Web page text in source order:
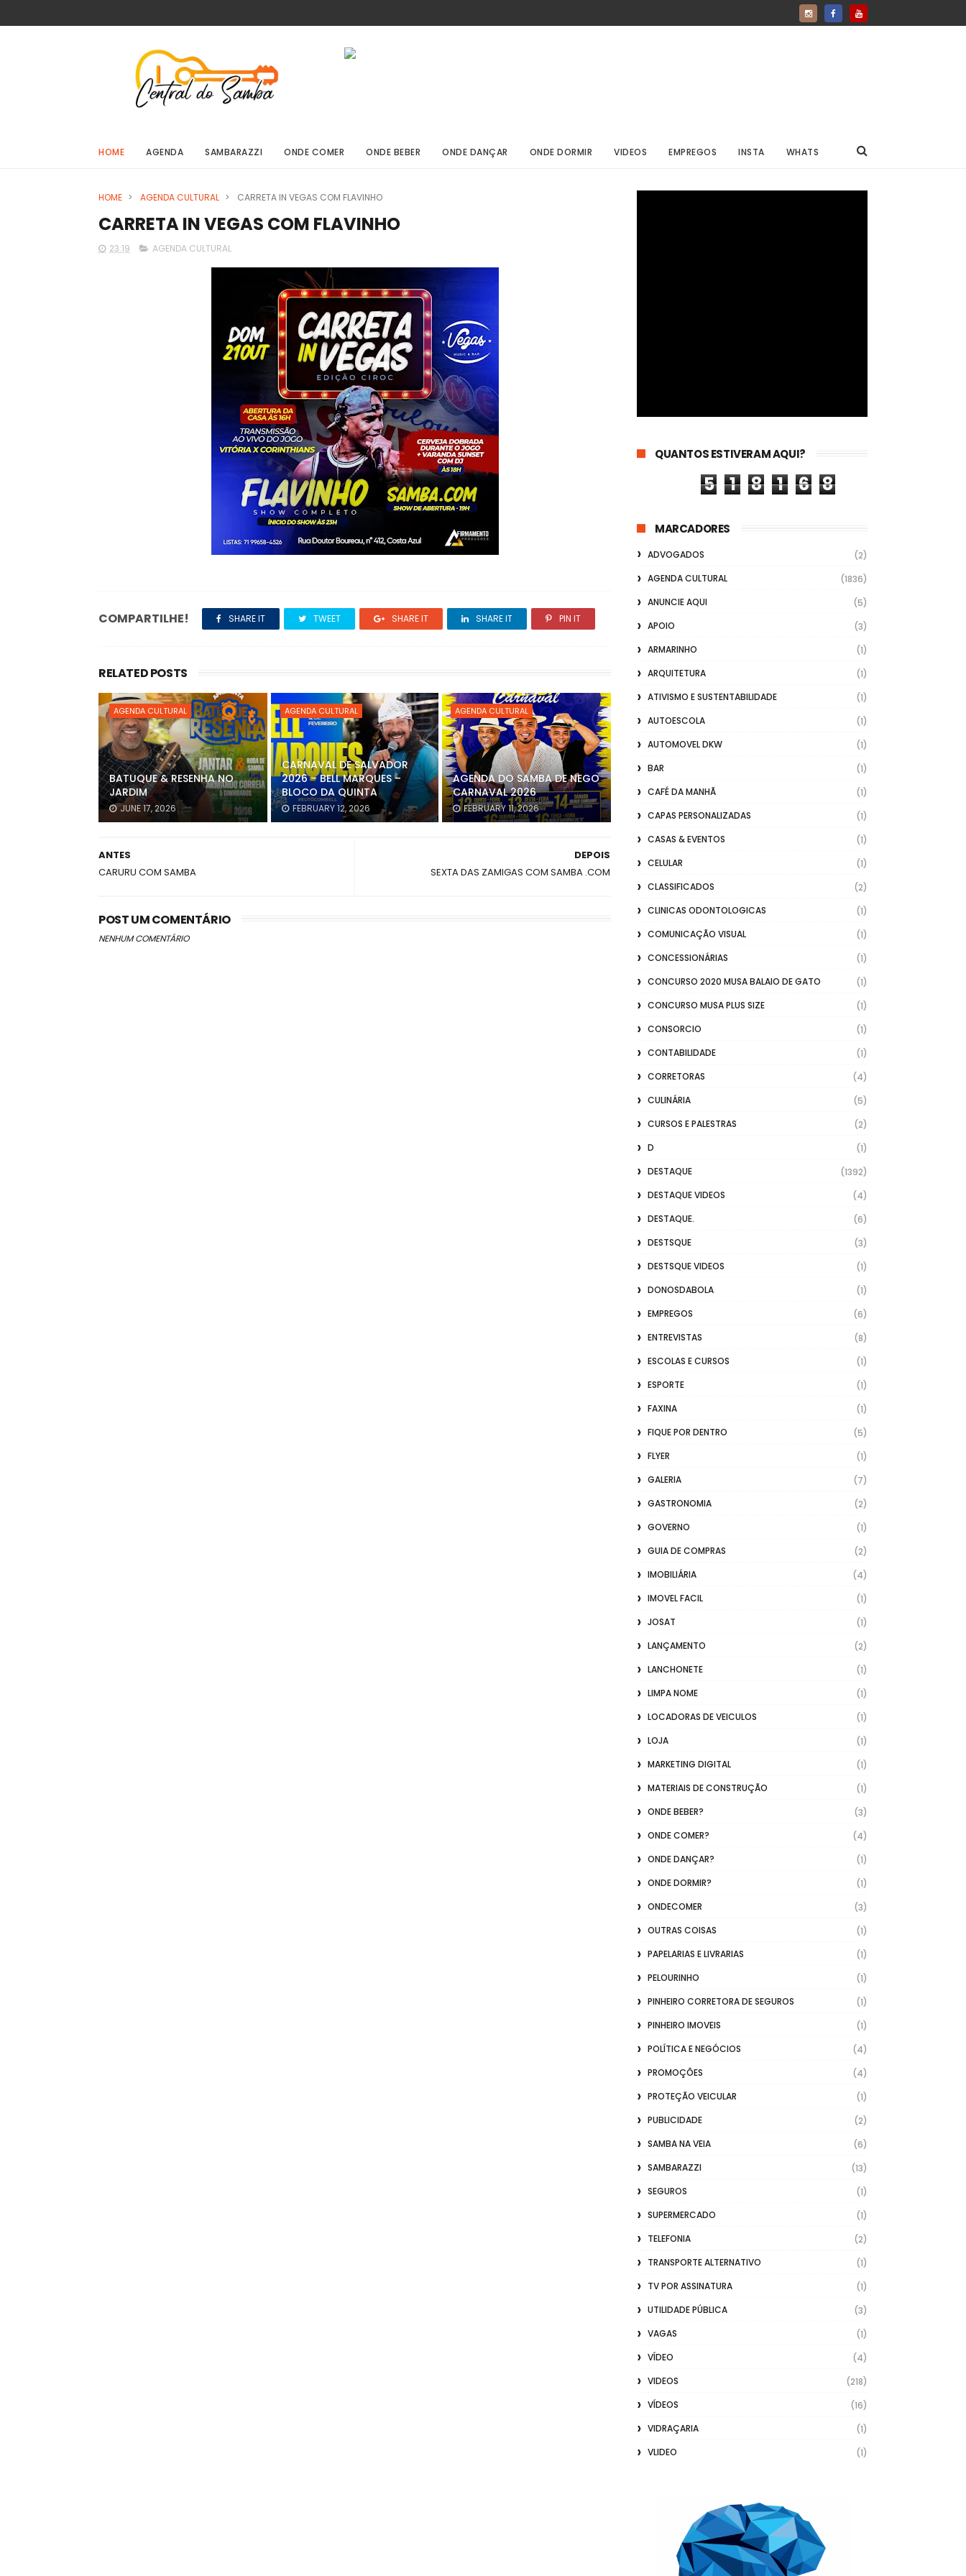
HOME AGENDA SAMBARAZZI ONDE COMER ONDE BEBER ONDE DANÇAR ONDE DORMIR VIDEOS EMPREGOS INSTA WHATS
HOME > AGENDA CULTURAL > CARRETA IN VEGAS COM FLAVINHO
CARRETA IN VEGAS COM FLAVINHO
23:19 AGENDA CULTURAL
COMPARTILHE! SHARE IT TWEET SHARE IT SHARE IT PIN IT
RELATED POSTS
AGENDA CULTURAL
BATUQUE & RESENHA NO
JARDIM
JUNE 17, 2026
AGENDA CULTURAL
CARNAVAL DE SALVADOR
2026 – BELL MARQUES –
BLOCO DA QUINTA
FEBRUARY 12, 2026
AGENDA CULTURAL
AGENDA DO SAMBA DE NEGO
CARNAVAL 2026
FEBRUARY 11, 2026
DEPOIS
SEXTA DAS ZAMIGAS COM SAMBA .COM
ANTES
CARURU COM SAMBA
POST UM COMENTÁRIO
NENHUM COMENTÁRIO
QUANTOS ESTIVERAM AQUI?
5 1 8 1 6 8
MARCADORES
ADVOGADOS
(2)
AGENDA CULTURAL
(1836)
ANUNCIE AQUI
(5)
APOIO
(3)
ARMARINHO
(1)
ARQUITETURA
(1)
ATIVISMO E SUSTENTABILIDADE
(1)
AUTOESCOLA
(1)
AUTOMOVEL DKW
(1)
BAR
(1)
CAFÉ DA MANHÃ
(1)
CAPAS PERSONALIZADAS
(1)
CASAS & EVENTOS
(1)
CELULAR
(1)
CLASSIFICADOS
(2)
CLINICAS ODONTOLOGICAS
(1)
COMUNICAÇÃO VISUAL
(1)
CONCESSIONÁRIAS
(1)
CONCURSO 2020 MUSA BALAIO DE GATO
(1)
CONCURSO MUSA PLUS SIZE
(1)
CONSORCIO
(1)
CONTABILIDADE
(1)
CORRETORAS
(4)
CULINÁRIA
(5)
CURSOS E PALESTRAS
(2)
D
(1)
DESTAQUE
(1392)
DESTAQUE VIDEOS
(4)
DESTAQUE.
(6)
DESTSQUE
(3)
DESTSQUE VIDEOS
(1)
DONOSDABOLA
(1)
EMPREGOS
(6)
ENTREVISTAS
(8)
ESCOLAS E CURSOS
(1)
ESPORTE
(1)
FAXINA
(1)
FIQUE POR DENTRO
(5)
FLYER
(1)
GALERIA
(7)
GASTRONOMIA
(2)
GOVERNO
(1)
GUIA DE COMPRAS
(2)
IMOBILIÁRIA
(4)
IMOVEL FACIL
(1)
JOSAT
(1)
LANÇAMENTO
(2)
LANCHONETE
(1)
LIMPA NOME
(1)
LOCADORAS DE VEICULOS
(1)
LOJA
(1)
MARKETING DIGITAL
(1)
MATERIAIS DE CONSTRUÇÃO
(1)
ONDE BEBER?
(3)
ONDE COMER?
(4)
ONDE DANÇAR?
(1)
ONDE DORMIR?
(1)
ONDECOMER
(3)
OUTRAS COISAS
(1)
PAPELARIAS E LIVRARIAS
(1)
PELOURINHO
(1)
PINHEIRO CORRETORA DE SEGUROS
(1)
PINHEIRO IMOVEIS
(1)
POLÍTICA E NEGÓCIOS
(4)
PROMOÇÕES
(4)
PROTEÇÃO VEICULAR
(1)
PUBLICIDADE
(2)
SAMBA NA VEIA
(6)
SAMBARAZZI
(13)
SEGUROS
(1)
SUPERMERCADO
(1)
TELEFONIA
(2)
TRANSPORTE ALTERNATIVO
(1)
TV POR ASSINATURA
(1)
UTILIDADE PÚBLICA
(3)
VAGAS
(1)
VÍDEO
(4)
VIDEOS
(218)
VÍDEOS
(16)
VIDRAÇARIA
(1)
VLIDEO
(1)